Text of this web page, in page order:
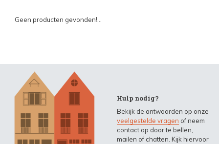
Geen producten gevonden!...
Hulp nodig?
Bekijk de antwoorden op onze
veelgestelde vragen of neem
contact op door te bellen,
mailen of chatten. Kijk hiervoor